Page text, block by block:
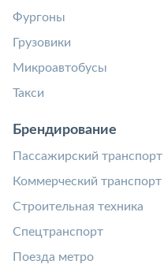
Фургоны
Грузовики
Микроавтобусы
Такси
Брендирование
Пассажирский транспорт
Коммерческий транспорт
Строительная техника
Спецтранспорт
Поезда метро